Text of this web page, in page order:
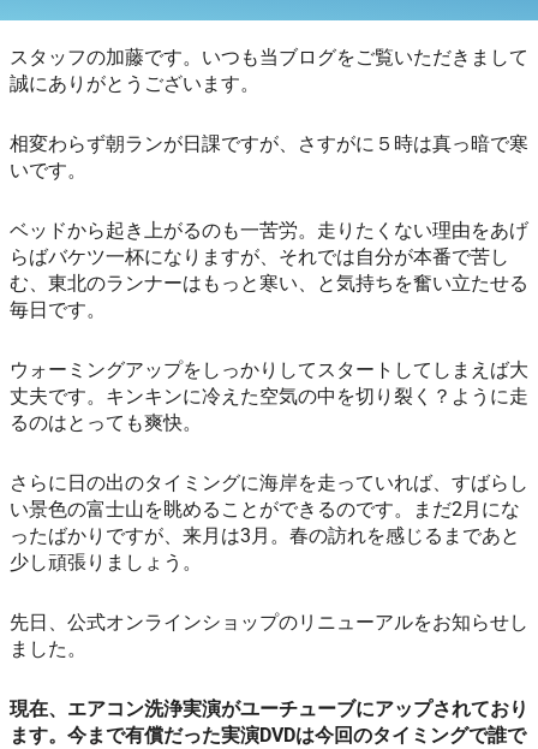
スタッフの加藤です。いつも当ブログをご覧いただきまして
誠にありがとうございます。
相変わらず朝ランが日課ですが、さすがに５時は真っ暗で寒
いです。
ベッドから起き上がるのも一苦労。走りたくない理由をあげ
らばバケツ一杯になりますが、それでは自分が本番で苦し
む、東北のランナーはもっと寒い、と気持ちを奮い立たせる
毎日です。
ウォーミングアップをしっかりしてスタートしてしまえば大
丈夫です。キンキンに冷えた空気の中を切り裂く？ように走
るのはとっても爽快。
さらに日の出のタイミングに海岸を走っていれば、すばらし
い景色の富士山を眺めることができるのです。まだ2月にな
ったばかりですが、来月は3月。春の訪れを感じるまであと
少し頑張りましょう。
先日、公式オンラインショップのリニューアルをお知らせし
ました。
現在、エアコン洗浄実演がユーチューブにアップされており
ます。今まで有償だった実演DVDは今回のタイミングで誰で